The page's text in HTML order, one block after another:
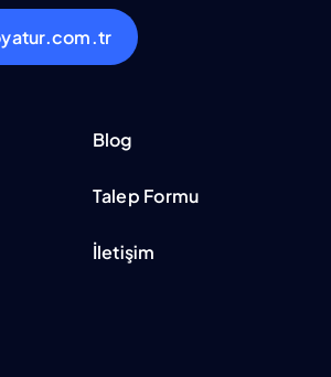
Blog
Talep Formu
İletişim